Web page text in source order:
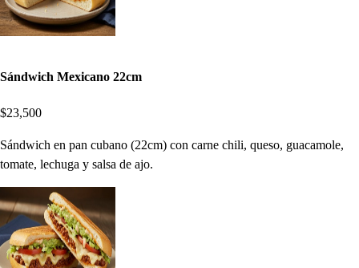
Sándwich Mexicano 22cm
$23,500
Sándwich en pan cubano (22cm) con carne chili, queso, guacamole,
tomate, lechuga y salsa de ajo.